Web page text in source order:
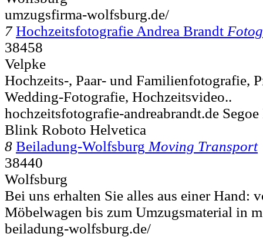
umzugsfirma-wolfsburg.de/
7 Hochzeitsfotografie Andrea Brandt
38458
Velpke
Hochzeits-, Paar- und Familienfotografie,
Wedding-Fotografie, Hochzeitsvideo..
hochzeitsfotografie-andreabrandt.de
Blink Roboto Helvetica
8 Beiladung-Wolfsburg Moving Transport
38440
Wolfsburg
Bei uns erhalten Sie alles aus einer Hand:
Möbelwagen bis zum Umzugsmaterial in
beiladung-wolfsburg.de/